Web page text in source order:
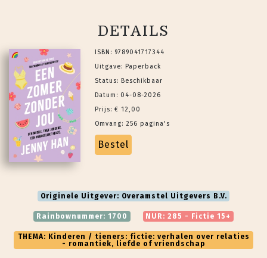
DETAILS
ISBN: 9789041717344
Uitgave: Paperback
Status: Beschikbaar
Datum: 04-08-2026
Prijs: € 12,00
Omvang: 256 pagina's
Bestel
Originele Uitgever: Overamstel Uitgevers B.V.
Rainbownummer: 1700 NUR: 285 - Fictie 15+
THEMA: Kinderen / tieners: fictie: verhalen over relaties
- romantiek, liefde of vriendschap